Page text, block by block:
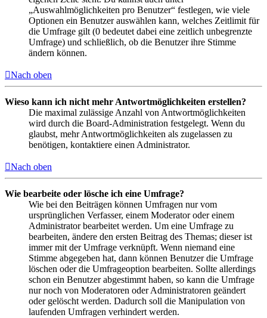
„Auswahlmöglichkeiten pro Benutzer“ festlegen, wie viele
Optionen ein Benutzer auswählen kann, welches Zeitlimit für
die Umfrage gilt (0 bedeutet dabei eine zeitlich unbegrenzte
Umfrage) und schließlich, ob die Benutzer ihre Stimme
ändern können.
Nach oben
Wieso kann ich nicht mehr Antwortmöglichkeiten erstellen?
Die maximal zulässige Anzahl von Antwortmöglichkeiten
wird durch die Board-Administration festgelegt. Wenn du
glaubst, mehr Antwortmöglichkeiten als zugelassen zu
benötigen, kontaktiere einen Administrator.
Nach oben
Wie bearbeite oder lösche ich eine Umfrage?
Wie bei den Beiträgen können Umfragen nur vom
ursprünglichen Verfasser, einem Moderator oder einem
Administrator bearbeitet werden. Um eine Umfrage zu
bearbeiten, ändere den ersten Beitrag des Themas; dieser ist
immer mit der Umfrage verknüpft. Wenn niemand eine
Stimme abgegeben hat, dann können Benutzer die Umfrage
löschen oder die Umfrageoption bearbeiten. Sollte allerdings
schon ein Benutzer abgestimmt haben, so kann die Umfrage
nur noch von Moderatoren oder Administratoren geändert
oder gelöscht werden. Dadurch soll die Manipulation von
laufenden Umfragen verhindert werden.